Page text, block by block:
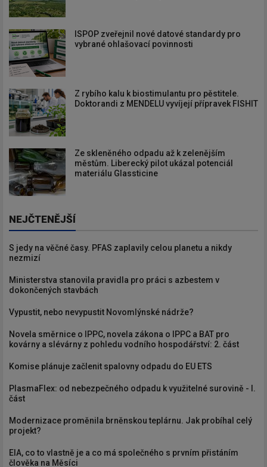
ISPOP zveřejnil nové datové standardy pro
vybrané ohlašovací povinnosti
Z rybího kalu k biostimulantu pro pěstitele.
Doktorandi z MENDELU vyvíjejí přípravek FISHIT
Ze skleněného odpadu až k zelenějším
městům. Liberecký pilot ukázal potenciál
materiálu Glassticine
NEJČTENĚJŠÍ
S jedy na věčné časy. PFAS zaplavily celou planetu a nikdy
nezmizí
Ministerstva stanovila pravidla pro práci s azbestem v
dokončených stavbách
Vypustit, nebo nevypustit Novomlýnské nádrže?
Novela směrnice o IPPC, novela zákona o IPPC a BAT pro
kovárny a slévárny z pohledu vodního hospodářství: 2. část
Komise plánuje začlenit spalovny odpadu do EU ETS
PlasmaFlex: od nebezpečného odpadu k využitelné surovině - I.
část
Modernizace proměnila brněnskou teplárnu. Jak probíhal celý
projekt?
EIA, co to vlastně je a co má společného s prvním přistáním
člověka na Měsíci